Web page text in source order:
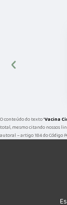
‹
O conteúdo do texto "Vacina
total, mesmo citando nossos
autoral – artigo 184 do Código